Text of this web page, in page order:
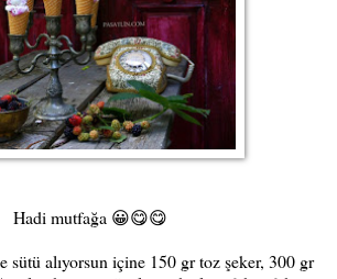
Hadi mutfağa 😀😋😋
sütü alıyorsun içine 150 gr toz şeker, 300 gr